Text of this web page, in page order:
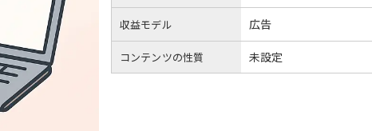
収益モデル 広告
コンテンツの性質 未設定